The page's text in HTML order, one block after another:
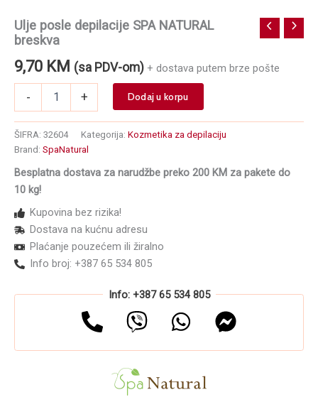
Ulje posle depilacije SPA NATURAL
breskva
9,70 KM (sa PDV-om) + dostava putem brze pošte
-
SPA
NATURAL
količina
+ Dodaj u korpu
ŠIFRA: 32604 Kategorija: Kozmetika za depilaciju
Brand: SpaNatural
Besplatna dostava za narudžbe preko 200 KM za pakete do
10 kg!
Kupovina bez rizika!
Dostava na kućnu adresu
Plaćanje pouzećem ili žiralno
Info broj: +387 65 534 805
Info: +387 65 534 805